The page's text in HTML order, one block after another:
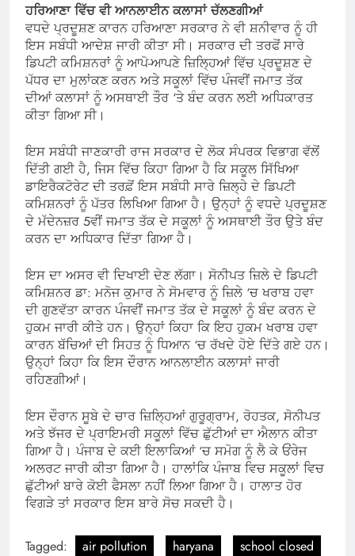
ਹਰਿਆਣਾ ਵਿੱਚ ਵੀ ਆਨਲਾਈਨ ਕਲਾਸਾਂ ਚੱਲਣਗੀਆਂ
ਵਧਦੇ ਪ੍ਰਦੂਸ਼ਣ ਕਾਰਨ ਹਰਿਆਣਾ ਸਰਕਾਰ ਨੇ ਵੀ ਸ਼ਨੀਵਾਰ ਨੂੰ ਹੀ
ਇਸ ਸਬੰਧੀ ਆਦੇਸ਼ ਜਾਰੀ ਕੀਤਾ ਸੀ। ਸਰਕਾਰ ਦੀ ਤਰਫੋਂ ਸਾਰੇ
ਡਿਪਟੀ ਕਮਿਸ਼ਨਰਾਂ ਨੂੰ ਆਪੋ-ਆਪਣੇ ਜ਼ਿਲ੍ਹਿਆਂ ਵਿੱਚ ਪ੍ਰਦੂਸ਼ਣ ਦੇ
ਪੱਧਰ ਦਾ ਮੁਲਾਂਕਣ ਕਰਨ ਅਤੇ ਸਕੂਲਾਂ ਵਿੱਚ ਪੰਜਵੀਂ ਜਮਾਤ ਤੱਕ
ਦੀਆਂ ਕਲਾਸਾਂ ਨੂੰ ਅਸਥਾਈ ਤੌਰ ‘ਤੇ ਬੰਦ ਕਰਨ ਲਈ ਅਧਿਕਾਰਤ
ਕੀਤਾ ਗਿਆ ਸੀ।
ਇਸ ਸਬੰਧੀ ਜਾਣਕਾਰੀ ਰਾਜ ਸਰਕਾਰ ਦੇ ਲੋਕ ਸੰਪਰਕ ਵਿਭਾਗ ਵੱਲੋਂ
ਦਿੱਤੀ ਗਈ ਹੈ, ਜਿਸ ਵਿੱਚ ਕਿਹਾ ਗਿਆ ਹੈ ਕਿ ਸਕੂਲ ਸਿੱਖਿਆ
ਡਾਇਰੈਕਟੋਰੇਟ ਦੀ ਤਰਫ਼ੋਂ ਇਸ ਸਬੰਧੀ ਸਾਰੇ ਜ਼ਿਲ੍ਹੇ ਦੇ ਡਿਪਟੀ
ਕਮਿਸ਼ਨਰਾਂ ਨੂੰ ਪੱਤਰ ਲਿਖਿਆ ਗਿਆ ਹੈ। ਉਨ੍ਹਾਂ ਨੂੰ ਵਧਦੇ ਪ੍ਰਦੂਸ਼ਣ
ਦੇ ਮੱਦੇਨਜ਼ਰ 5ਵੀਂ ਜਮਾਤ ਤੱਕ ਦੇ ਸਕੂਲਾਂ ਨੂੰ ਅਸਥਾਈ ਤੌਰ ਉਤੇ ਬੰਦ
ਕਰਨ ਦਾ ਅਧਿਕਾਰ ਦਿੱਤਾ ਗਿਆ ਹੈ।
ਇਸ ਦਾ ਅਸਰ ਵੀ ਦਿਖਾਈ ਦੇਣ ਲੱਗਾ। ਸੋਨੀਪਤ ਜ਼ਿਲੇ ਦੇ ਡਿਪਟੀ
ਕਮਿਸ਼ਨਰ ਡਾ: ਮਨੋਜ ਕੁਮਾਰ ਨੇ ਸੋਮਵਾਰ ਨੂੰ ਜ਼ਿਲੇ ‘ਚ ਖਰਾਬ ਹਵਾ
ਦੀ ਗੁਣਵੱਤਾ ਕਾਰਨ ਪੰਜਵੀਂ ਜਮਾਤ ਤੱਕ ਦੇ ਸਕੂਲਾਂ ਨੂੰ ਬੰਦ ਕਰਨ ਦੇ
ਹੁਕਮ ਜਾਰੀ ਕੀਤੇ ਹਨ। ਉਨ੍ਹਾਂ ਕਿਹਾ ਕਿ ਇਹ ਹੁਕਮ ਖਰਾਬ ਹਵਾ
ਕਾਰਨ ਬੱਚਿਆਂ ਦੀ ਸਿਹਤ ਨੂੰ ਧਿਆਨ ‘ਚ ਰੱਖਦੇ ਹੋਏ ਦਿੱਤੇ ਗਏ ਹਨ।
ਉਨ੍ਹਾਂ ਕਿਹਾ ਕਿ ਇਸ ਦੌਰਾਨ ਆਨਲਾਈਨ ਕਲਾਸਾਂ ਜਾਰੀ
ਰਹਿਣਗੀਆਂ।
ਇਸ ਦੌਰਾਨ ਸੂਬੇ ਦੇ ਚਾਰ ਜ਼ਿਲ੍ਹਿਆਂ ਗੁਰੂਗ੍ਰਾਮ, ਰੋਹਤਕ, ਸੋਨੀਪਤ
ਅਤੇ ਝੱਜਰ ਦੇ ਪ੍ਰਾਇਮਰੀ ਸਕੂਲਾਂ ਵਿੱਚ ਛੁੱਟੀਆਂ ਦਾ ਐਲਾਨ ਕੀਤਾ
ਗਿਆ ਹੈ। ਪੰਜਾਬ ਦੇ ਕਈ ਇਲਾਕਿਆਂ ‘ਚ ਸਮੋਗ ਨੂੰ ਲੈ ਕੇ ਓਂਰੇਜ
ਅਲਰਟ ਜਾਰੀ ਕੀਤਾ ਗਿਆ ਹੈ। ਹਾਲਾਂਕਿ ਪੰਜਾਬ ਵਿਚ ਸਕੂਲਾਂ ਵਿਚ
ਛੁੱਟੀਆਂ ਬਾਰੇ ਕੋਈ ਫੈਸਲਾ ਨਹੀਂ ਲਿਆ ਗਿਆ ਹੈ। ਹਾਲਾਤ ਹੋਰ
ਵਿਗੜੇ ਤਾਂ ਸਰਕਾਰ ਇਸ ਬਾਰੇ ਸੋਚ ਸਕਦੀ ਹੈ।
Tagged: air pollution haryana school closed